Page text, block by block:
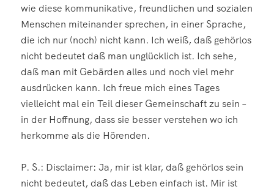
wie diese kommunikative, freundlichen und sozialen
Menschen miteinander sprechen, in einer Sprache,
die ich nur (noch) nicht kann. Ich weiß, daß gehörlos
nicht bedeutet daß man unglücklich ist. Ich sehe,
daß man mit Gebärden alles und noch viel mehr
ausdrücken kann. Ich freue mich eines Tages
vielleicht mal ein Teil dieser Gemeinschaft zu sein –
in der Hoffnung, dass sie besser verstehen wo ich
herkomme als die Hörenden.
P. S.: Disclaimer: Ja, mir ist klar, daß gehörlos sein
nicht bedeutet, daß das Leben einfach ist. Mir ist